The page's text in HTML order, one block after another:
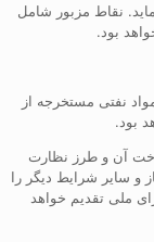
نقاط مزبور شامل
بود.
نفتی مستخرجه از
بود.
آن و طرز نظارت
و سایر شرایط دیگر را
ملی تقدیم خواهد